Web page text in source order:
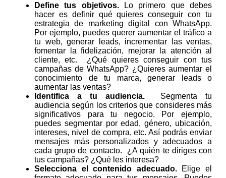
Define tus objetivos.Lo primero que debes
hacer es definir qué quieres conseguir con tu
estrategia de marketing digital con WhatsApp.
Por ejemplo, puedes querer aumentar el tráfico a
tu web, generar leads, incrementar las ventas,
fomentar la fidelización, mejorar la atención al
cliente, etc. ¿Qué quieres conseguir con tus
campañas de WhatsApp? ¿Quieres aumentar el
conocimiento de tu marca, generar leads o
aumentar las ventas?
Identifica a tu audiencia.Segmenta tu
audiencia según los criterios que consideres más
significativos para tu negocio. Por ejemplo,
puedes segmentar por edad, género, ubicación,
intereses, nivel de compra, etc. Así podrás enviar
mensajes más personalizados y adecuados a
cada grupo de contacto. ¿A quién te diriges con
tus campañas? ¿Qué les interesa?
Selecciona el contenido adecuado.Elige el